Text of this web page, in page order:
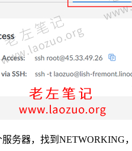
务器，找到NETWORKING